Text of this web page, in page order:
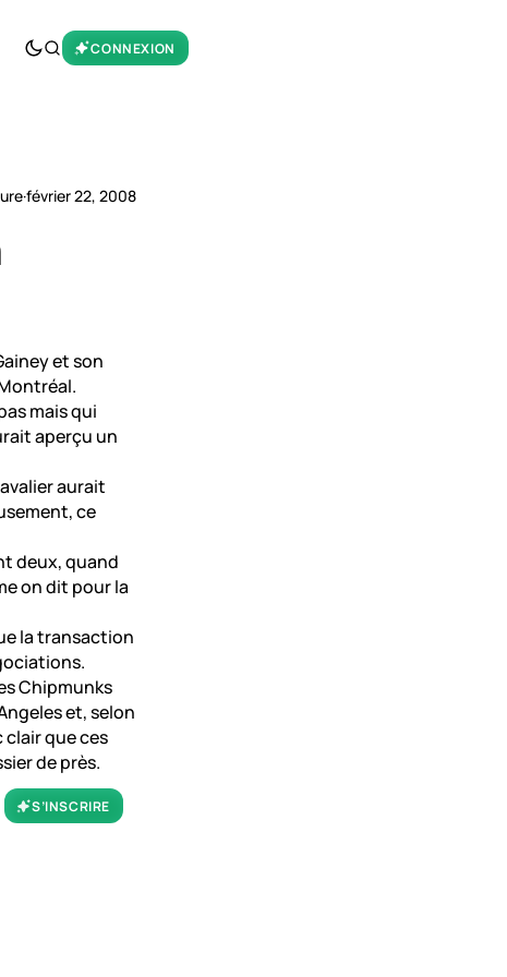
CONNEXION
·février 22, 2008
et son
mais qui
aperçu un
aurait
ce
deux, quand
on dit pour la
la transaction
Chipmunks
et, selon
clair que ces
de près.
S’INSCRIRE